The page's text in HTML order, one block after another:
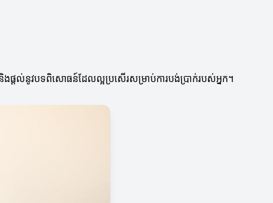
ផ្តល់នូវបទពិសោធន៍ដែលល្អប្រសើរសម្រាប់ការបង់ប្រាក់របស់អ្នក។